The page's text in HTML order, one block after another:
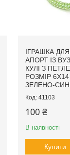
ІГРАШКА
АПОРТ ІЗ
КУЛІ З
РОЗМІР
ЗЕЛЕНО-
41103
100 ₴
В наявності
Купити